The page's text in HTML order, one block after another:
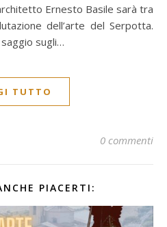
Ernesto Basile sarà tra
dell’arte del Serpotta.
sugli…
TUTTO
0 commenti
PIACERTI: